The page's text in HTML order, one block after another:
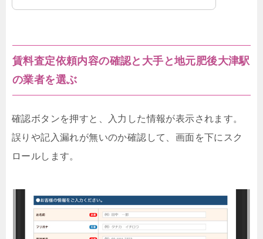
賃料査定依頼内容の確認と大手と地元肥後大津駅
の業者を選ぶ
確認ボタンを押すと、入力した情報が表示されます。
誤りや記入漏れが無いのか確認して、画面を下にスク
ロールします。